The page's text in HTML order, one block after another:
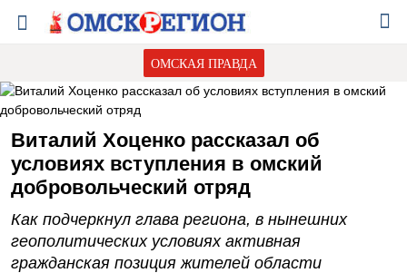
ОМСКАЯ ПРАВДА
Виталий Хоценко рассказал об
условиях вступления в омский
добровольческий отряд
Как подчеркнул глава региона, в нынешних
геополитических условиях активная
гражданская позиция жителей области